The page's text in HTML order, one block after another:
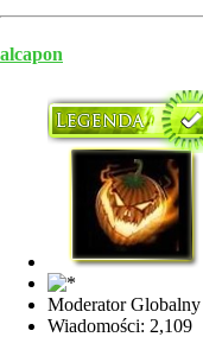
alcapon
Moderator Globalny
Wiadomości: 2,109